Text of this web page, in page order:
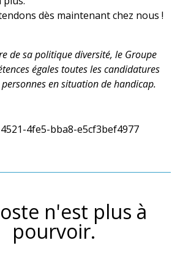
dès maintenant chez nous !
de sa politique diversité, le Groupe
égales toutes les candidatures
en situation de handicap.
4fe5-bba8-e5cf3bef4977
n'est plus à
pourvoir.